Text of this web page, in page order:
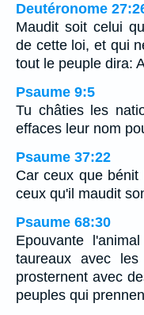
Deutéronome
Maudit soit celui
de cette loi, et qui
tout le peuple dira:
Psaume 9:5
Tu châties les
effaces leur nom
Psaume 37:22
Car ceux que
ceux qu'il maudit
Psaume 68:30
Epouvante
taureaux avec
prosternent avec
peuples qui